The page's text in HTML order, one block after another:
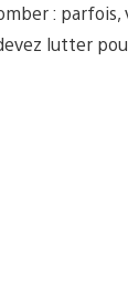
: parfois,
lutter